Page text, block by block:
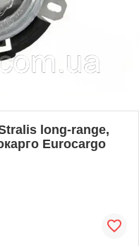
long-range,
Eurocargo